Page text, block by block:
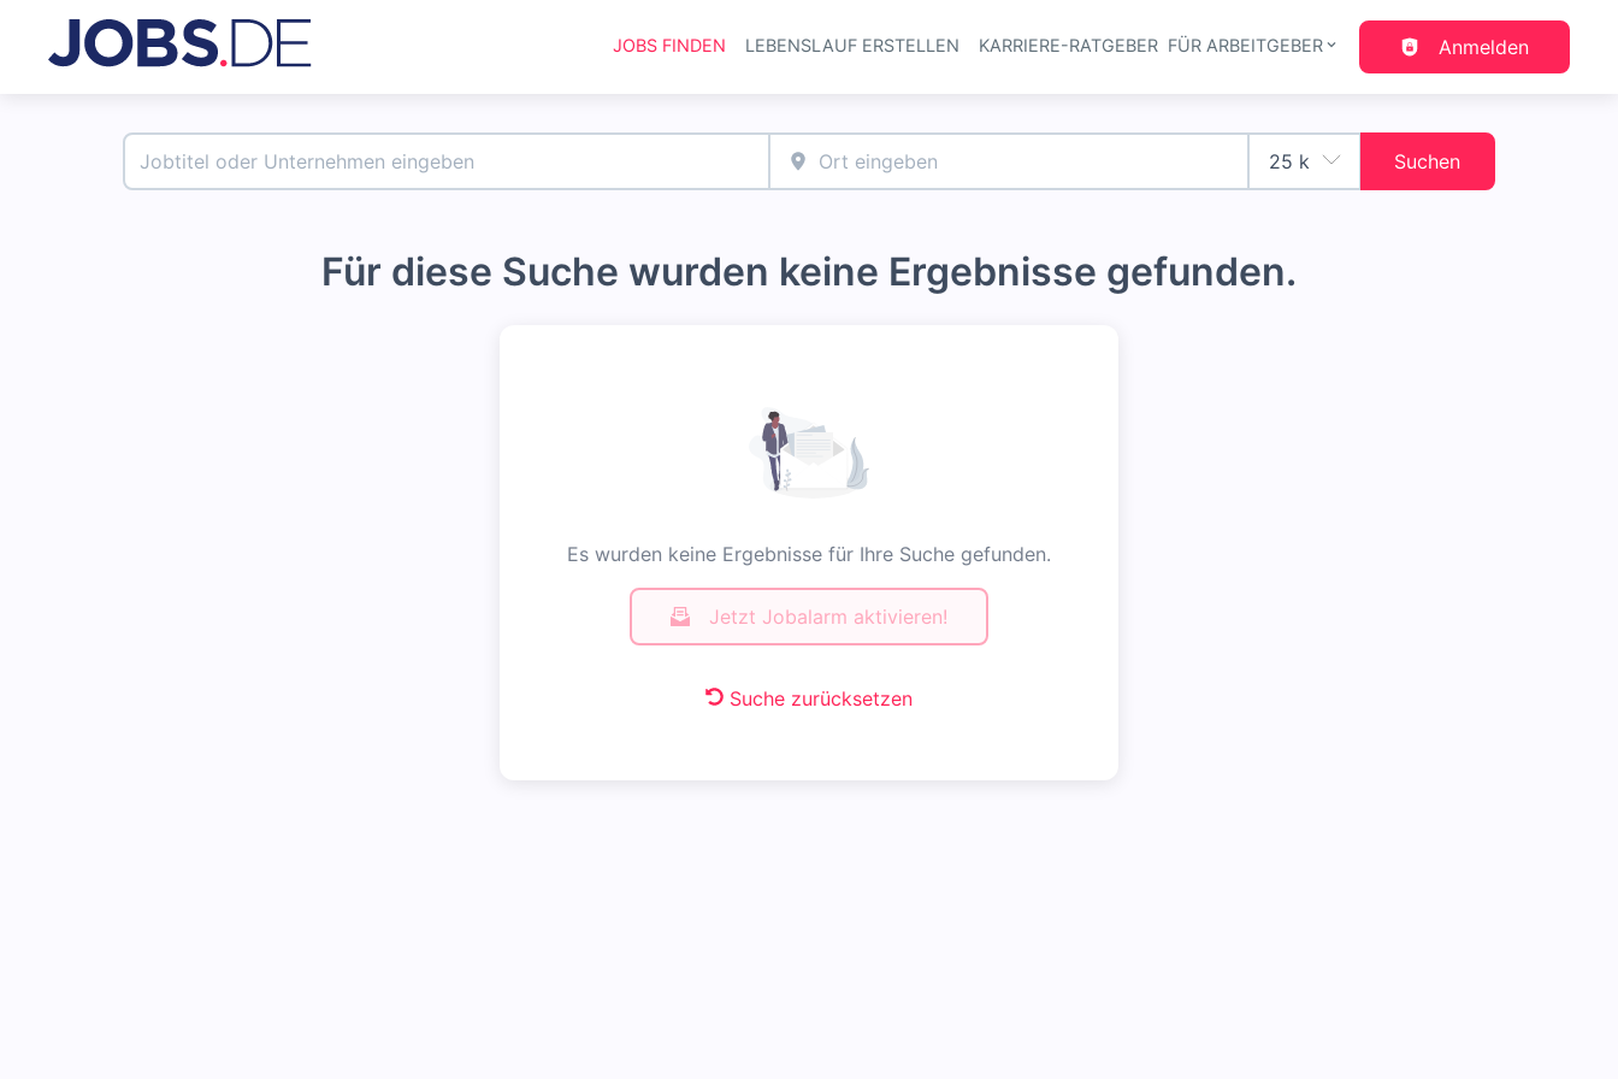
Haupt-Navigation
JOBS FINDEN LEBENSLAUF ERSTELLEN KARRIERE-RATGEBER FÜR ARBEITGEBER Anmelden
Suchen
Für diese Suche wurden keine Ergebnisse gefunden.
Es wurden keine Ergebnisse für Ihre Suche gefunden.
Jetzt Jobalarm aktivieren!
Suche zurücksetzen